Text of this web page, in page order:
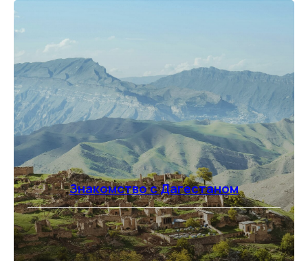
Знакомство с Дагестаном
⠀